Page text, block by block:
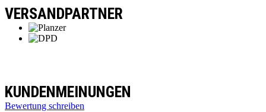
VERSANDPARTNER
KUNDENMEINUNGEN
Bewertung schreiben